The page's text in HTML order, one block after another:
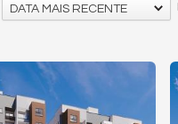
DATA MAIS RECENTE